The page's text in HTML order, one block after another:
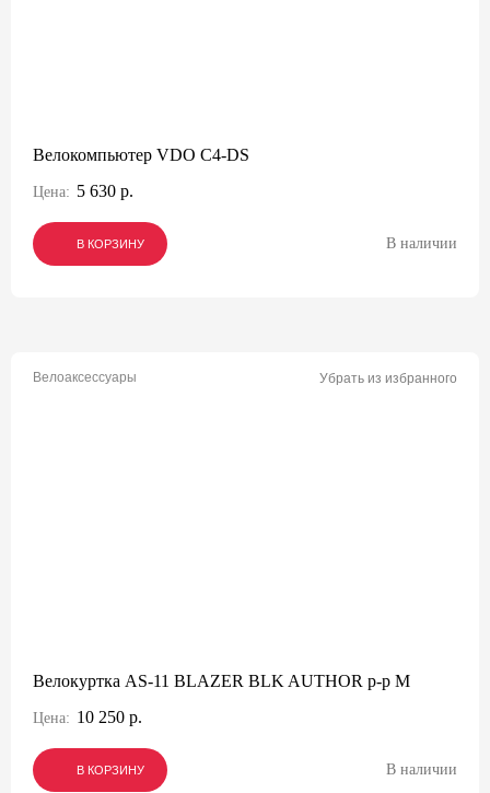
Велокомпьютер VDO C4-DS
Цена: 5 630 р.
В КОРЗИНУ
В КОРЗИНУ
В КОРЗИНУ В наличии
Велоаксессуары Убрать из избранного
Велокуртка AS-11 BLAZER BLK AUTHOR р-р M
Цена: 10 250 р.
В КОРЗИНУ
В КОРЗИНУ
В КОРЗИНУ В наличии